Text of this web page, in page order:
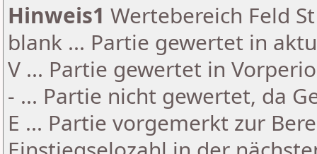
Hinweis1 Wertebereich Feld
blank ... Partie gewertet in
V ... Partie gewertet in
- ... Partie nicht gewertet, da
E ... Partie vorgemerkt zur